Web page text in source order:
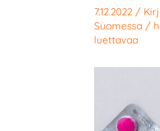
7.12.2022 /
Suomessa /
luettavaa